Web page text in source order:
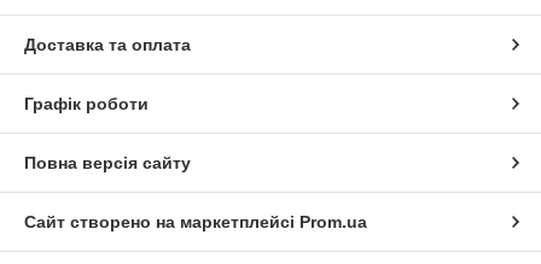
Доставка та оплата
Графік роботи
Повна версія сайту
Сайт створено на маркетплейсі Prom.ua